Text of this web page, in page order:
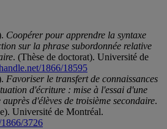
Coopérer pour apprendre la syntaxe
sur la phrase subordonnée relative
. (Thèse de doctorat). Université de
1866/18595
Favoriser le transfert de connaissances
d'écriture : mise à l'essai d'une
d'élèves de troisième secondaire.
Université de Montréal.
3726